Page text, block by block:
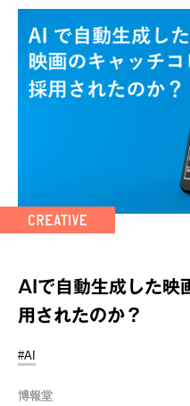
AIで自動生成した映
用されたのか？
#AI
博報堂